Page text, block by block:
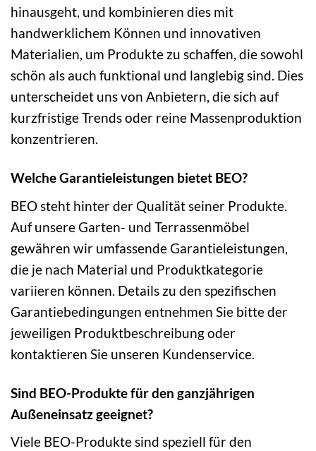
hinausgeht, und kombinieren dies mit
handwerklichem Können und innovativen
Materialien, um Produkte zu schaffen, die sowohl
schön als auch funktional und langlebig sind. Dies
unterscheidet uns von Anbietern, die sich auf
kurzfristige Trends oder reine Massenproduktion
konzentrieren.
Welche Garantieleistungen bietet BEO?
BEO steht hinter der Qualität seiner Produkte.
Auf unsere Garten- und Terrassenmöbel
gewähren wir umfassende Garantieleistungen,
die je nach Material und Produktkategorie
variieren können. Details zu den spezifischen
Garantiebedingungen entnehmen Sie bitte der
jeweiligen Produktbeschreibung oder
kontaktieren Sie unseren Kundenservice.
Sind BEO-Produkte für den ganzjährigen
Außeneinsatz geeignet?
Viele BEO-Produkte sind speziell für den